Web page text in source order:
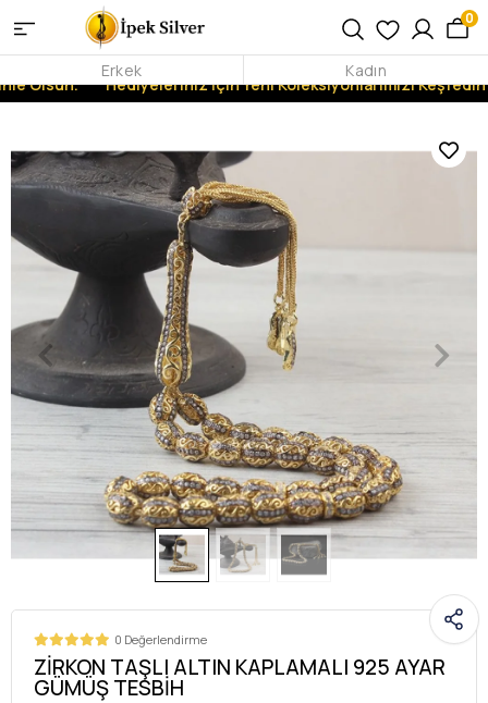
Olsun. Hediyeleriniz İçin Yeni Koleksiyonlarımızı Keşfedin!
0
Erkek Kadın
0 Değerlendirme
ZİRKON TAŞLI ALTIN KAPLAMALI 925 AYAR
GÜMÜŞ TESBİH